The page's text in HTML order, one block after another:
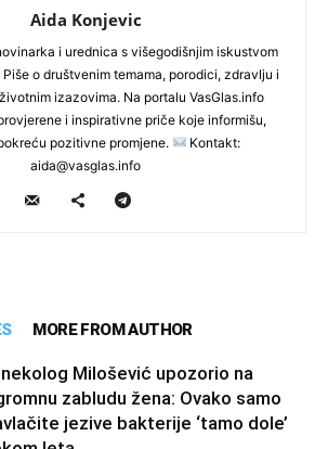
Aida Konjevic
i urednica s višegodišnjim iskustvom
o društvenim temama, porodici, zdravlju i
izazovima. Na portalu VasGlas.info
i inspirativne priče koje informišu,
pozitivne promjene.
Kontakt:
aida@vasglas.info
MORE FROM AUTHOR
Milošević upozorio na
zabludu žena: Ovako samo
jezive bakterije ‘tamo dole’